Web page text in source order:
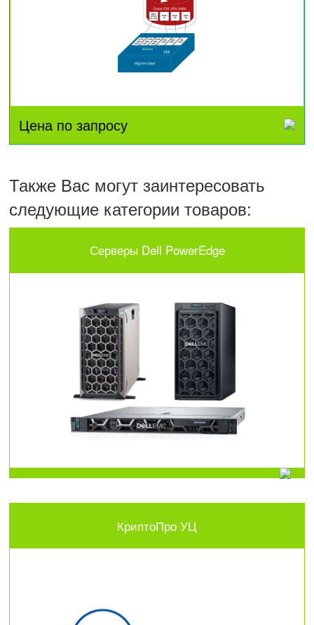
Цена по запросу
Также Вас могут заинтересовать
следующие категории товаров:
Серверы Dell PowerEdge
КриптоПро УЦ